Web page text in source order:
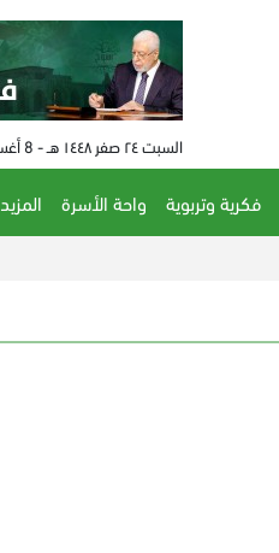
السبت ٢٤ صفر ١٤٤٨ هـ - 8 أغسطس 2026 م - الساعة 01:54 م
فكرية وتربوية واحة الأسرة
المزيد